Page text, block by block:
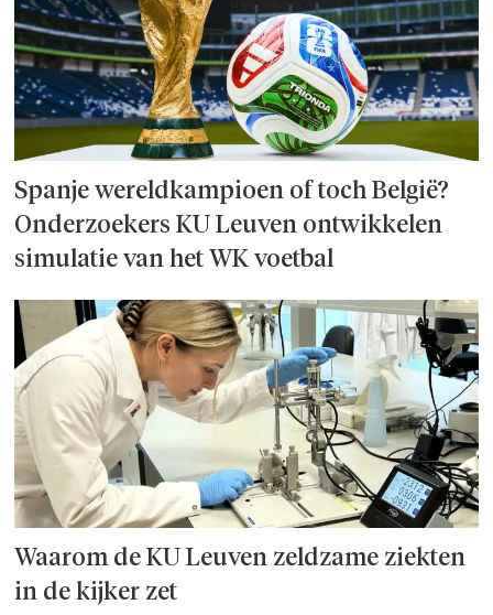
Spanje wereld­kampioen of toch België?
Onderzoek­ers KU Leuven ontwikkelen
simulatie van het WK voetbal
Waarom de KU Leuven zeldzame ziekten
in de kijker zet